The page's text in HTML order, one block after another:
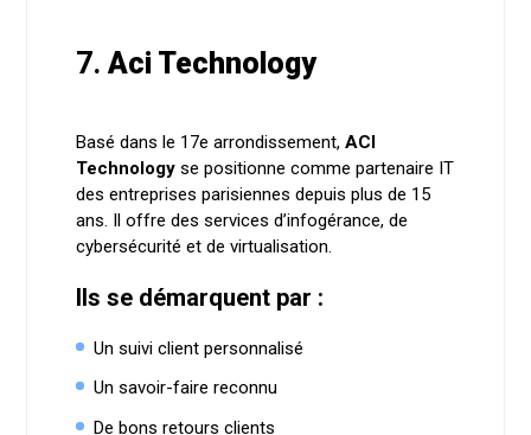
7. Aci Technology
Basé dans le 17e arrondissement, ACI
Technologyse positionne comme partenaire IT
des entreprises parisiennes depuis plus de 15
ans. Il offre des services d’infogérance, de
cybersécurité et de virtualisation.
Ils se démarquent par :
Un suivi client personnalisé
Un savoir-faire reconnu
De bons retours clients